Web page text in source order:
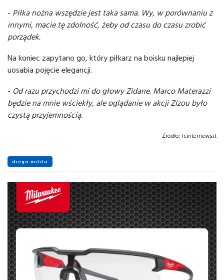
- Piłka nożna wszędzie jest taka sama. Wy, w porównaniu z
innymi, macie tę zdolność, żeby od czasu do czasu zrobić
porządek.
Na koniec zapytano go, który piłkarz na boisku najlepiej
uosabia pojęcie elegancji.
- Od razu przychodzi mi do głowy Zidane. Marco Materazzi
będzie na mnie wściekły, ale oglądanie w akcji Zizou było
czystą przyjemnością.
Źródło: fcinternews.it
diego milito